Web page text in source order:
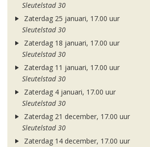
Sleutelstad 30
Zaterdag 25 januari, 17.00 uur
Sleutelstad 30
Zaterdag 18 januari, 17.00 uur
Sleutelstad 30
Zaterdag 11 januari, 17.00 uur
Sleutelstad 30
Zaterdag 4 januari, 17.00 uur
Sleutelstad 30
Zaterdag 21 december, 17.00 uur
Sleutelstad 30
Zaterdag 14 december, 17.00 uur